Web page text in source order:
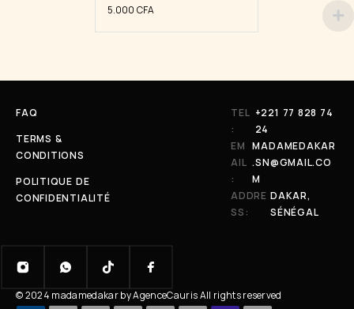
5.000 CFA
FAQ
TERMS &
CONDITIONS
POLITIQUE DE
CONFIDENTIALITÉ
TEL
:
+221 77 828 74
24
EM
AIL
:
MADAMEDAKAR
.SN@GMAIL.CO
M
ADDRE
SS:
DAKAR,
SÉNÉGAL
© 2024 madamedakar by AgenceCauris All rights reserved